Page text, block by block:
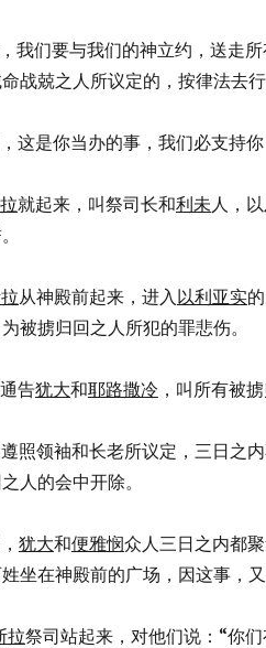
我们要与我们的神立约，送走
战兢之人所议定的，按律法去行
这是你当办的事，我们必支持
就起来，叫祭司长和利未人，以
从神殿前起来，进入以利亚实
被掳归回之人所犯的罪悲伤。
告犹大和耶路撒冷，叫所有被
照领袖和长老所议定，三日之
人的会中开除。
犹大和便雅悯众人三日之内都
坐在神殿前的广场，因这事，
拉祭司站起来，对他们说：“你